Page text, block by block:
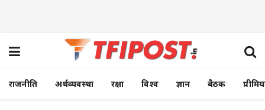
राजनीति अर्थव्यवस्था रक्षा विश्व ज्ञान बैठक